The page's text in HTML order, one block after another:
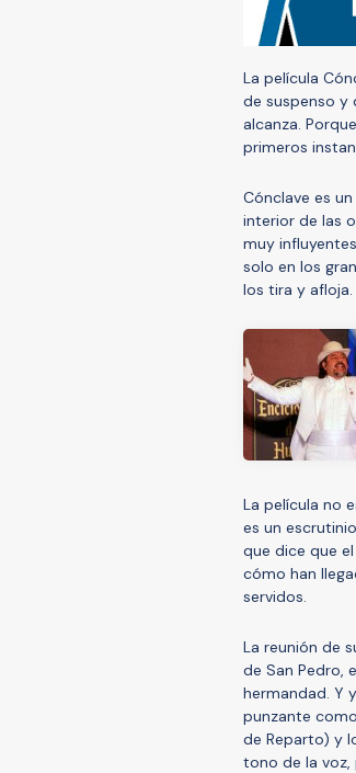
La película
de suspenso y
alcanza.
primeros
Cónclave es
interior de las
muy
solo en los
los tira y afloja.
La película no
es un
que dice que
cómo han
servidos.
La reunión de
de San Pedro,
hermandad. Y
punzante
de Reparto) y
tono de la voz,